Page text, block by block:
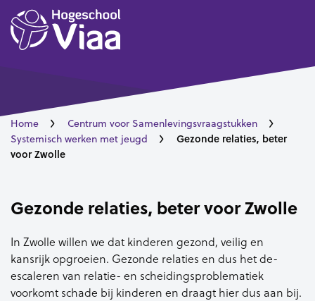
Home
Centrum voor Samenlevingsvraagstukken
Systemisch werken met jeugd
Gezonde relaties, beter
voor Zwolle
Gezonde relaties, beter voor Zwolle
In Zwolle willen we dat kinderen gezond, veilig en
kansrijk opgroeien. Gezonde relaties en dus het de-
escaleren van relatie- en scheidingsproblematiek
voorkomt schade bij kinderen en draagt hier dus aan bij.